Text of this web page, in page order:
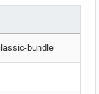
bundle